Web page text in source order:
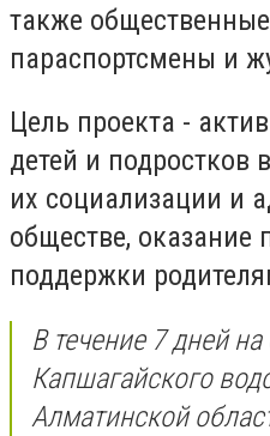
также
параспортсмены и
Цель проекта -
детей и подростков
их социализации и
обществе, оказание
поддержки
В течение 7 дней на
Капшагайского
Алматинской